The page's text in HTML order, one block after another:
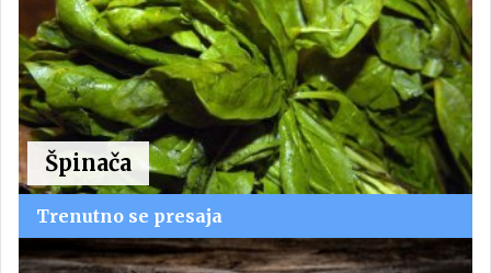
Špinača
Trenutno se presaja